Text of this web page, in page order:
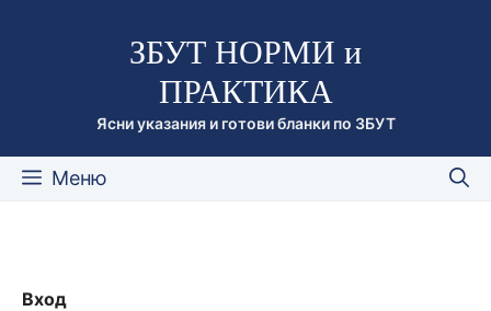
съдържаниетоЗБУТ НОРМИ и
ПРАКТИКА
Ясни указания и готови бланки по ЗБУТ
Меню
Вход